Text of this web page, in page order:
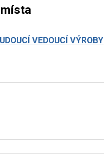
VEDOUCÍ VÝROBY